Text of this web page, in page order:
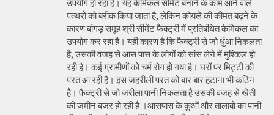
उपयोग हो रहा है। यह केमिकल सीमेंट बनाने के काम आने वाले
पत्थरों को बरीक किया जाता है, लेकिन कोयले की कीमत बढ़ने के
कारण बांगड़ समूह श्री सीमेंट फैक्ट्री में प्रतिबंधित केमिकल का
उपयोग कर रहा है। यही कारण है कि फैक्ट्री से जो धुंआ निकलता
है, उसकी वजह से आस पास के लोगों को सांस लेने में मुश्किल हो
रही है। कई ग्रामीणों को चर्म रोग हो गया है। घरों पर मिट्टी की
परत आ रही है। इस जहरीली परत को बार बार हटाना भी कठिन
है। फैक्ट्री से जो जरीला पानी निकलता है उसकी वजह से खेती
की जमीन बंजर हो रही है ।आसपास के कुओं और तालाबों का पानी